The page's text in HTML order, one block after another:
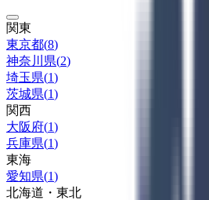
関東
東京都(8)
神奈川県(2)
埼玉県(1)
茨城県(1)
関西
大阪府(1)
兵庫県(1)
東海
愛知県(1)
北海道・東北